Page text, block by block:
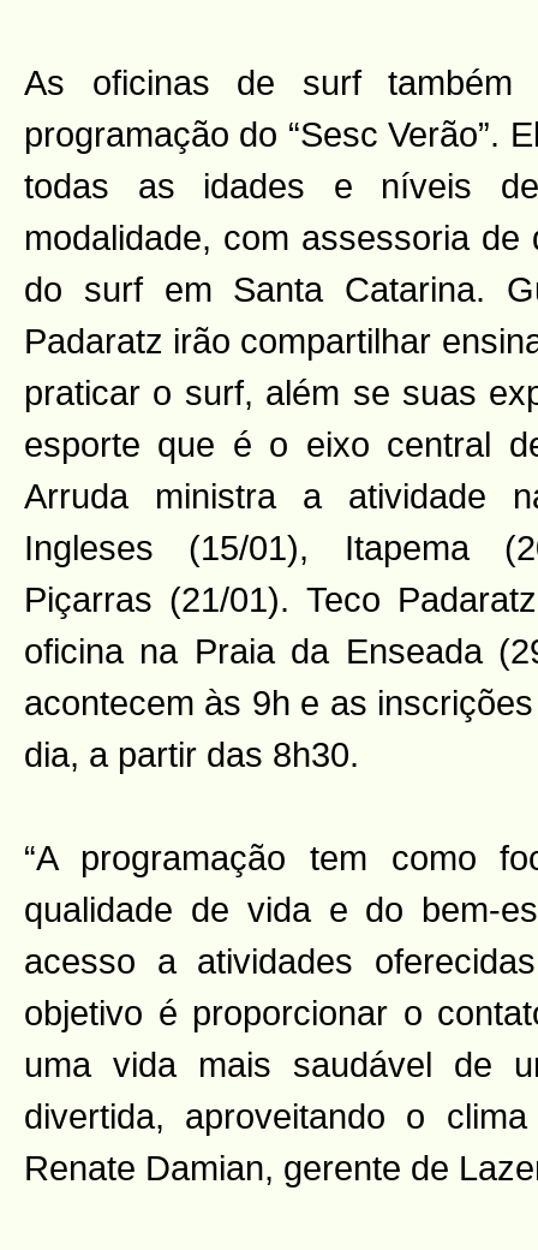
As oficinas de surf também
programação do “Sesc Verão”.
todas as idades e níveis
modalidade, com assessoria de
do surf em Santa Catarina.
Padaratz irão compartilhar
praticar o surf, além se suas
esporte que é o eixo central
Arruda ministra a atividade
Ingleses (15/01), Itapema
Piçarras (21/01). Teco
oficina na Praia da Enseada
acontecem às 9h e as
dia, a partir das 8h30.
“A programação tem como
qualidade de vida e do bem-
acesso a atividades
objetivo é proporcionar o
uma vida mais saudável de
divertida, aproveitando o
Renate Damian, gerente de